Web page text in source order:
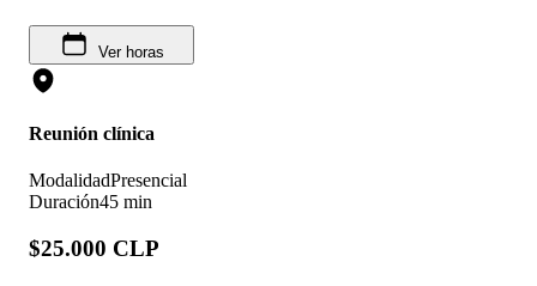
Ver horas
Reunión clínica
ModalidadPresencial
Duración45 min
$25.000 CLP